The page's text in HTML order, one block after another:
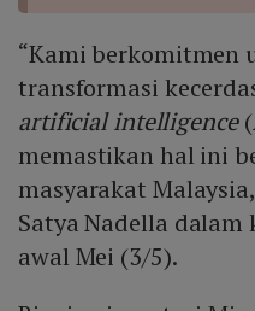
“Kami berkomitmen
transformasi
artificial intelligence
memastikan hal ini
masyarakat
Satya Nadella dalam
awal Mei (3/5).